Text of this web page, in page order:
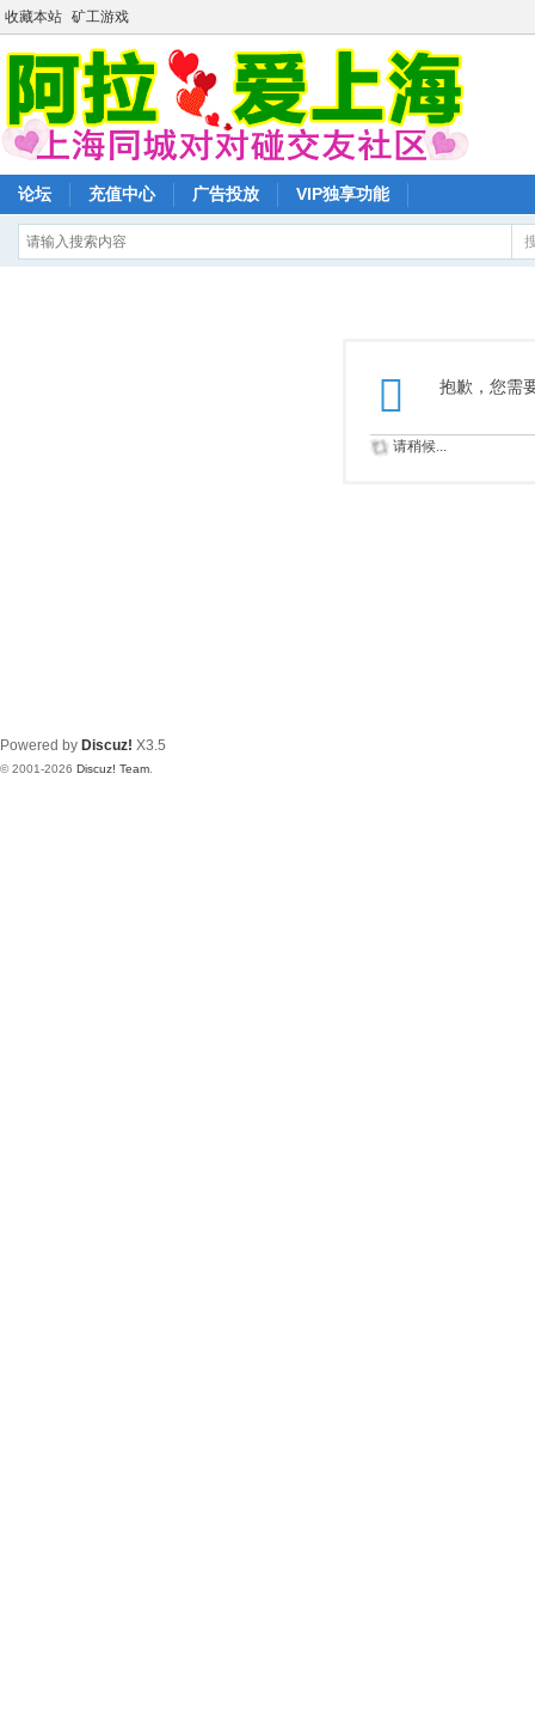
收藏本站 矿工游戏
论坛 充值中心 广告投放 VIP独享功能
抱歉，您需
请稍候...
Powered by Discuz! X3.5
© 2001-2026 Discuz! Team